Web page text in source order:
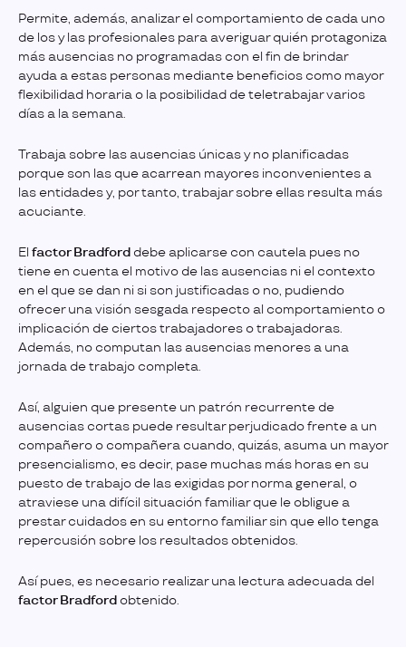
Permite, además, analizar el comportamiento de cada uno
de los y las profesionales para averiguar quién protagoniza
más ausencias no programadas con el fin de brindar
ayuda a estas personas mediante beneficios como mayor
flexibilidad horaria o la posibilidad de teletrabajar varios
días a la semana.
Trabaja sobre las ausencias únicas y no planificadas
porque son las que acarrean mayores inconvenientes a
las entidades y, por tanto, trabajar sobre ellas resulta más
acuciante.
El factor Bradford debe aplicarse con cautela pues no
tiene en cuenta el motivo de las ausencias ni el contexto
en el que se dan ni si son justificadas o no, pudiendo
ofrecer una visión sesgada respecto al comportamiento o
implicación de ciertos trabajadores o trabajadoras.
Además, no computan las ausencias menores a una
jornada de trabajo completa.
Así, alguien que presente un patrón recurrente de
ausencias cortas puede resultar perjudicado frente a un
compañero o compañera cuando, quizás, asuma un mayor
presencialismo, es decir, pase muchas más horas en su
puesto de trabajo de las exigidas por norma general, o
atraviese una difícil situación familiar que le obligue a
prestar cuidados en su entorno familiar sin que ello tenga
repercusión sobre los resultados obtenidos.
Así pues, es necesario realizar una lectura adecuada del
factor Bradford obtenido.